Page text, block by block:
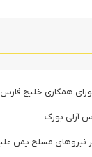
همکاری خلیج فارس
آرلی بورک